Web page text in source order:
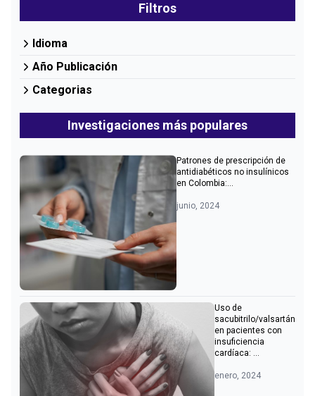
Filtros
Idioma
Año Publicación
Categorias
Investigaciones más populares
Patrones de prescripción de
antidiabéticos no insulínicos
en Colombia:...
junio, 2024
Uso de
sacubitrilo/valsartán
en pacientes con
insuficiencia
cardíaca: ...
enero, 2024